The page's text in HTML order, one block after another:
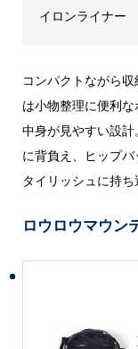
イロンライナー
コンパクトながら
は小物整理に便利
中身が見やすい設
に背負え、ヒップ
タイリッシュに持ち
ロウロウマウン